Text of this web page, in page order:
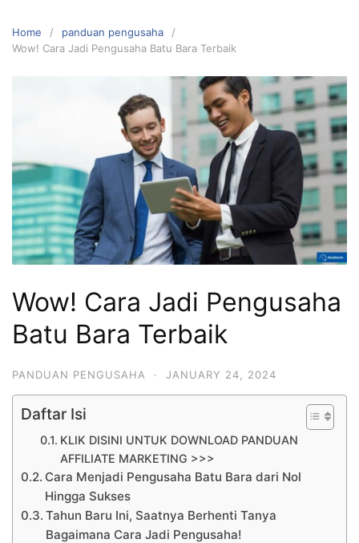
Home
panduan pengusaha
Wow! Cara Jadi Pengusaha Batu Bara Terbaik
Wow! Cara Jadi Pengusaha
Batu Bara Terbaik
PANDUAN PENGUSAHA · JANUARY 24, 2024
Daftar Isi
KLIK DISINI UNTUK DOWNLOAD PANDUAN
AFFILIATE MARKETING >>>
Cara Menjadi Pengusaha Batu Bara dari Nol
Hingga Sukses
Tahun Baru Ini, Saatnya Berhenti Tanya
Bagaimana Cara Jadi Pengusaha!